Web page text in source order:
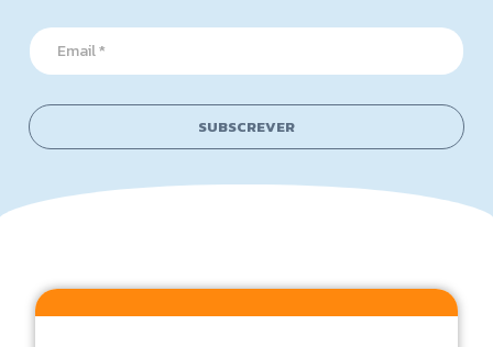
*
N
a
e
N
a
E
m
a
l
*
SUBSCREVER